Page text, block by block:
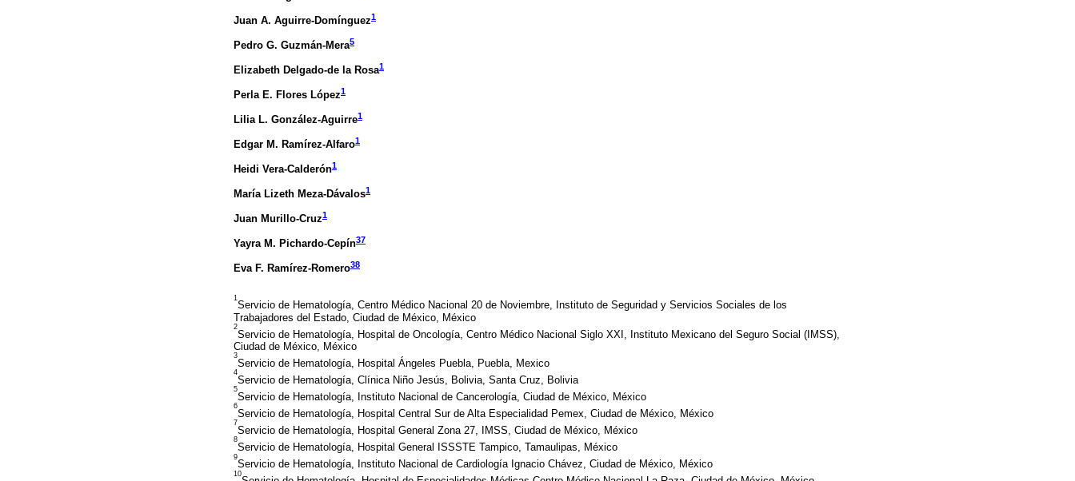
Juan A. Aguirre-Domínguez1
Pedro G. Guzmán-Mera5
Elizabeth Delgado-de la Rosa1
Perla E. Flores López1
Lilia L. González-Aguirre1
Edgar M. Ramírez-Alfaro1
Heidi Vera-Calderón1
María Lizeth Meza-Dávalos1
Juan Murillo-Cruz1
Yayra M. Pichardo-Cepín37
Eva F. Ramírez-Romero38
1
Servicio de Hematología, Centro Médico Nacional 20 de Noviembre, Instituto de Seguridad y Servicios Sociales de los
Trabajadores del Estado, Ciudad de México, México
2
Servicio de Hematología, Hospital de Oncología, Centro Médico Nacional Siglo XXI, Instituto Mexicano del Seguro Social (IMSS),
Ciudad de México, México
3
Servicio de Hematología, Hospital Ángeles Puebla, Puebla, Mexico
4
Servicio de Hematología, Clínica Niño Jesús, Bolivia, Santa Cruz, Bolivia
5
Servicio de Hematología, Instituto Nacional de Cancerología, Ciudad de México, México
6
Servicio de Hematología, Hospital Central Sur de Alta Especialidad Pemex, Ciudad de México, México
7
Servicio de Hematología, Hospital General Zona 27, IMSS, Ciudad de México, México
8
Servicio de Hematología, Hospital General ISSSTE Tampico, Tamaulipas, México
9
Servicio de Hematología, Instituto Nacional de Cardiología Ignacio Chávez, Ciudad de México, México
10